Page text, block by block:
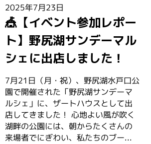
2025年7月23日
🎪【イベント参加レポー
ト】野尻湖サンデーマル
シェに出店しました！
7月21日（月・祝）、野尻湖水戸口公
園で開催された「野尻湖サンデーマ
ルシェ」に、ザートハウスとして出
店してきました！ 心地よい風が吹く
湖畔の公園には、朝からたくさんの
来場者でにぎわい、私たちのブー...